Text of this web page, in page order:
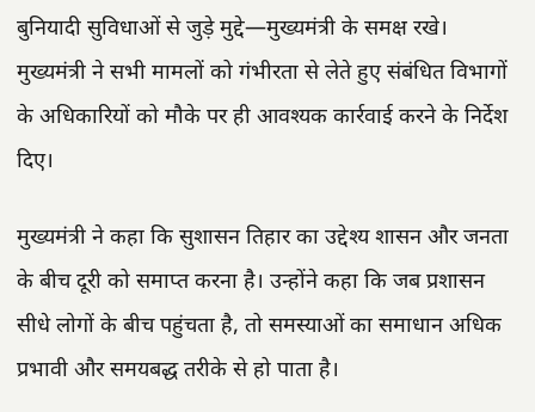
बुनियादी सुविधाओं से जुड़े मुद्दे—मुख्यमंत्री के समक्ष रखे।
मुख्यमंत्री ने सभी मामलों को गंभीरता से लेते हुए संबंधित विभागों
के अधिकारियों को मौके पर ही आवश्यक कार्रवाई करने के निर्देश
दिए।
मुख्यमंत्री ने कहा कि सुशासन तिहार का उद्देश्य शासन और जनता
के बीच दूरी को समाप्त करना है। उन्होंने कहा कि जब प्रशासन
सीधे लोगों के बीच पहुंचता है, तो समस्याओं का समाधान अधिक
प्रभावी और समयबद्ध तरीके से हो पाता है।